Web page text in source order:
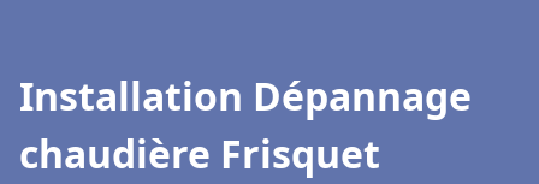
Installation Dépannage
chaudière Frisquet